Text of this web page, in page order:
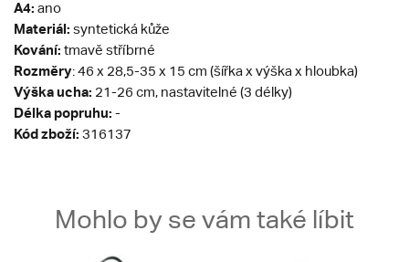
A4: ano
Materiál: syntetická kůže
Kování: tmavě stříbrné
Rozměry: 46 x 28,5-35 x 15 cm (šířka x výška x hloubka)
Výška ucha: 21-26 cm, nastavitelné (3 délky)
Délka popruhu: -
Kód zboží: 316137
Mohlo by se vám také líbit